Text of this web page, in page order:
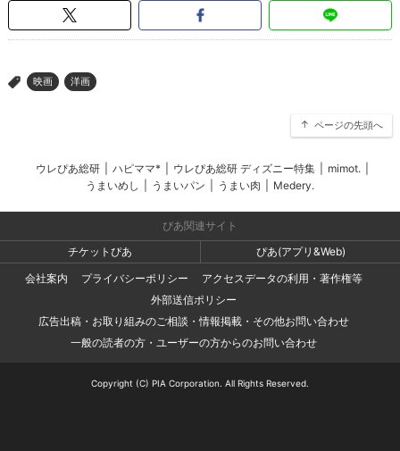
> 映画 洋画
ページの先頭へ
ウレぴあ総研 ハピママ* ウレぴあ総研 ディズニー特集 mimot.
うまいめし
うまいパン うまい肉 Medery.
ぴあ関連サイト
チケットぴあ
ぴあ(アプリ&Web)
会社案内
プライバシーポリシー
アクセスデータの利用・著作権等
外部送信ポリシー
広告出稿・お取り組みのご相談・情報掲載・その他お問い合わせ
一般の読者の方・ユーザーの方からのお問い合わせ
Copyright (C) PIA Corporation. All Rights Reserved.